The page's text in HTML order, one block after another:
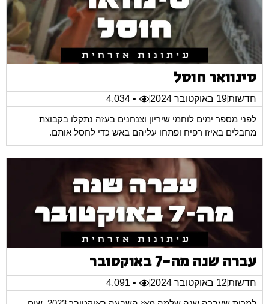
סינוואר חוסל
חדשות19 באוקטובר 2024
• 4,034
לפני מספר ימים לוחמי שיריון וצנחנים בעזה נתקלו בקבוצת
מחבלים באיזו רפיח ופתחו עליהם באש כדי לחסל אותם.
עברה שנה מה-7 באוקטובר
חדשות12 באוקטובר 2024
• 4,091